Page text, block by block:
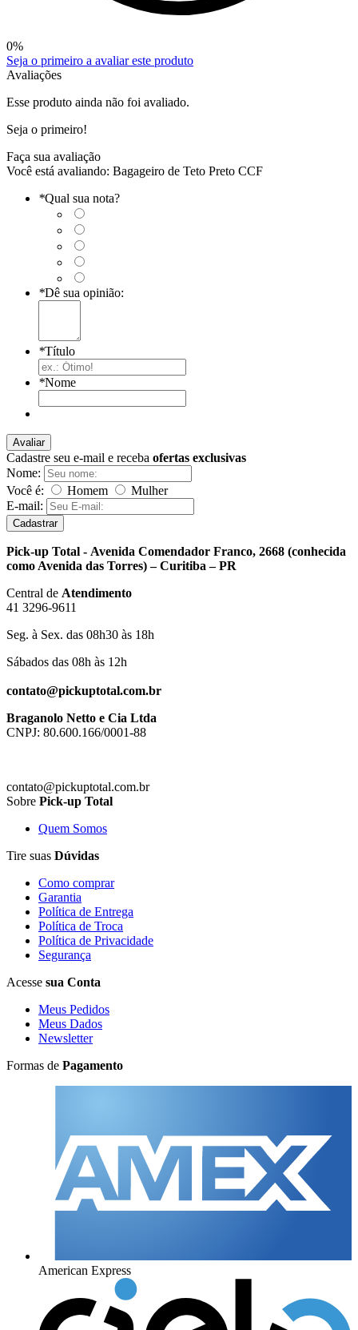
0%
Seja o primeiro a avaliar este produto
Avaliações
Esse produto ainda não foi avaliado.
Seja o primeiro!
Faça sua avaliação
Você está avaliando: Bagageiro de Teto Preto CCF
*Qual sua nota?
*Dê sua opinião:
*Título
*Nome
Avaliar
Cadastre seu e-mail e receba ofertas exclusivas
Nome:
Você é:
Homem
Mulher
E-mail:
Cadastrar
Pick-up Total - Avenida Comendador Franco, 2668 (conhecida
como Avenida das Torres) – Curitiba – PR
Central de Atendimento
41 3296-9611
Seg. à Sex. das 08h30 às 18h
Sábados das 08h às 12h
contato@pickuptotal.com.br
Braganolo Netto e Cia Ltda
CNPJ: 80.600.166/0001-88
contato@pickuptotal.com.br
Sobre Pick-up Total
Quem Somos
Tire suas Dúvidas
Como comprar
Garantia
Política de Entrega
Política de Troca
Política de Privacidade
Segurança
Acesse sua Conta
Meus Pedidos
Meus Dados
Newsletter
Formas de Pagamento
American Express